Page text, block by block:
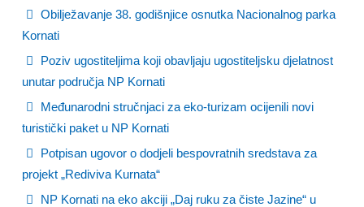
Obilježavanje 38. godišnjice osnutka Nacionalnog parka
Kornati
Poziv ugostiteljima koji obavljaju ugostiteljsku djelatnost
unutar područja NP Kornati
Međunarodni stručnjaci za eko-turizam ocijenili novi
turistički paket u NP Kornati
Potpisan ugovor o dodjeli bespovratnih sredstava za
projekt „Rediviva Kurnata“
NP Kornati na eko akciji „Daj ruku za čiste Jazine“ u